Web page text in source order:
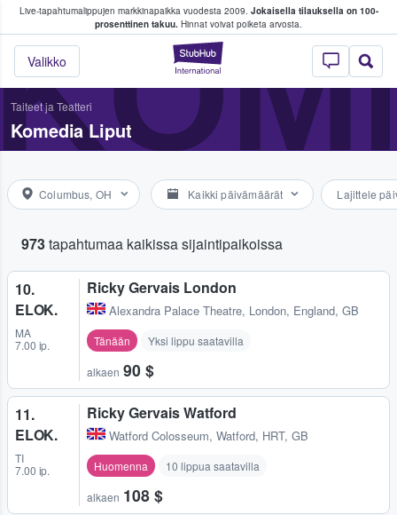
Live-tapahtumalippujen markkinapaikka vuodesta 2009. Jokaisella tilauksella on 100-
prosenttinen takuu. Hinnat voivat poiketa arvosta.
StubHub -
Valikko
fanit ostavat ja myyvät lippuja
Taiteet ja Teatteri
Komedia Liput
Columbus, OH Kaikki päivämäärät Lajittele
973tapahtumaa kaikissa sijaintipaikoissa
10.
ELOK.
MA
7.00 ip.
Ricky Gervais London
Alexandra Palace Theatre, London, England, GB
Tänään Yksi lippu saatavilla
alkaen 90 $
11.
ELOK.
TI
7.00 ip.
Ricky Gervais Watford
Watford Colosseum, Watford, HRT, GB
Huomenna 10 lippua saatavilla
alkaen 108 $